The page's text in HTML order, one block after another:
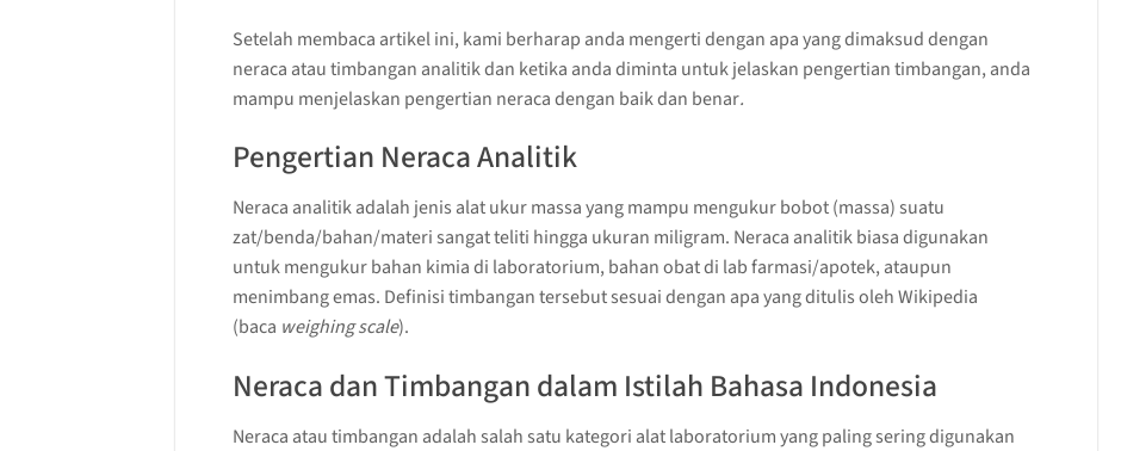
Setelah membaca artikel ini, kami berharap anda mengerti dengan apa yang dimaksud dengan
neraca atau timbangan analitik dan ketika anda diminta untuk jelaskan pengertian timbangan, anda
mampu menjelaskan pengertian neraca dengan baik dan benar.
Pengertian Neraca Analitik
Neraca analitik adalah jenis alat ukur massa yang mampu mengukur bobot (massa) suatu
zat/benda/bahan/materi sangat teliti hingga ukuran miligram. Neraca analitik biasa digunakan
untuk mengukur bahan kimia di laboratorium, bahan obat di lab farmasi/apotek, ataupun
menimbang emas. Definisi timbangan tersebut sesuai dengan apa yang ditulis oleh Wikipedia
(baca weighing scale).
Neraca dan Timbangan dalam Istilah Bahasa Indonesia
Neraca atau timbangan adalah salah satu kategori alat laboratorium yang paling sering digunakan